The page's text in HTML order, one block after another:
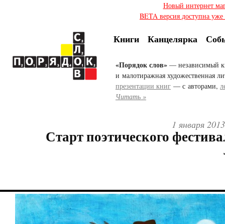
Новый интернет
BETA версия доступна
Книги Канцелярка
«Порядок слов» — независимый
и малотиражная художественная
презентации книг — с авторами,
Читать »
1 января
Старт поэтического